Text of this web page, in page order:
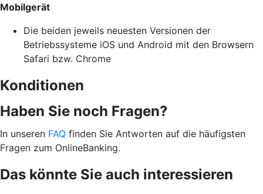
Mobilgerät
Die beiden jeweils neuesten Versionen der
Betriebssysteme iOS und Android mit den Browsern
Safari bzw. Chrome
Konditionen
Haben Sie noch Fragen?
In unseren FAQ finden Sie Antworten auf die häufigsten
Fragen zum OnlineBanking.
Das könnte Sie auch interessieren